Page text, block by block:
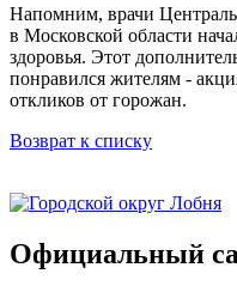
Напомним, врачи
в Московской области
здоровья. Этот
понравился жителям -
откликов от горожан.
Возврат к списку
Официальный